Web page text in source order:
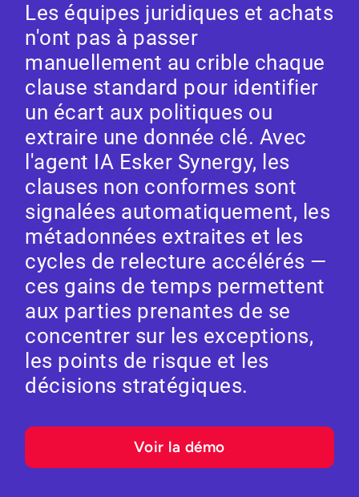
Les équipes juridiques et achats
n'ont pas à passer
manuellement au crible chaque
clause standard pour identifier
un écart aux politiques ou
extraire une donnée clé. Avec
l'agent IA Esker Synergy, les
clauses non conformes sont
signalées automatiquement, les
métadonnées extraites et les
cycles de relecture accélérés —
ces gains de temps permettent
aux parties prenantes de se
concentrer sur les exceptions,
les points de risque et les
décisions stratégiques.
Voir la démo